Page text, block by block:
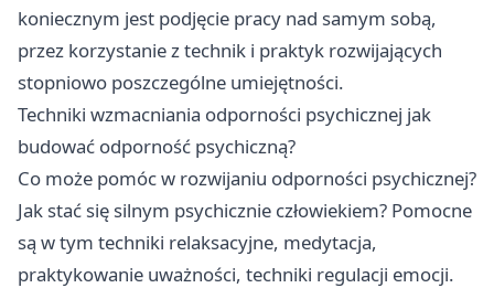
koniecznym jest podjęcie pracy nad samym sobą,
przez korzystanie z technik i praktyk rozwijających
stopniowo poszczególne umiejętności.
Techniki wzmacniania odporności psychicznej jak
budować odporność psychiczną?
Co może pomóc w rozwijaniu odporności psychicznej?
Jak stać się silnym psychicznie człowiekiem? Pomocne
są w tym techniki relaksacyjne, medytacja,
praktykowanie uważności, techniki regulacji emocji.